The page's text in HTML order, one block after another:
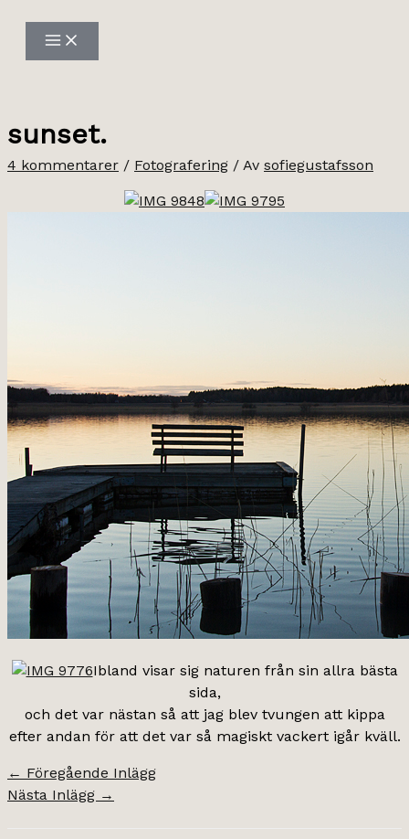
innehåll
sunset.
4 kommentarer / Fotografering / Av sofiegustafsson
Ibland visar sig naturen från sin allra bästa
sida,
och det var nästan så att jag blev tvungen att kippa
efter andan för att det var så magiskt vackert igår kväll.
← Föregående Inlägg
Nästa Inlägg →